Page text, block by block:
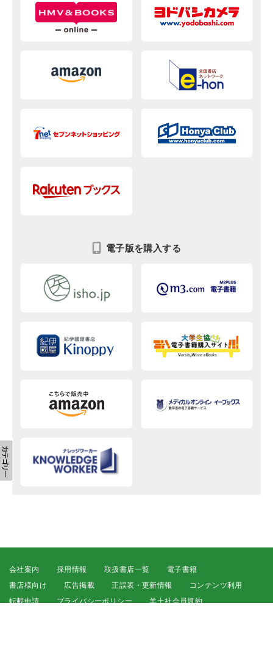
電子版を購入する
会社案内 採用情報 取扱書店一覧
電子書籍
書店様向け
広告掲載 正誤表・更新情報
コンテンツ利用
転載申請
プライバシーポリシー
羊土社会員規約